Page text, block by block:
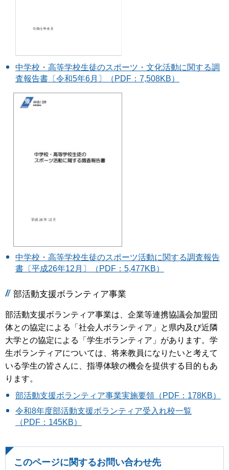
中学校・高等学校生徒のスポーツ・文化活動に関する調
査報告書〔令和5年6月〕（PDF：7,508KB）
中学校・高等学校生徒のスポーツ活動に関する調査報告
書〔平成26年12月〕（PDF：5,477KB）
部活動支援ボランティア事業
部活動支援ボランティア事業は、企業等連携協議会加盟団
体との協定による「社会人ボランティア」と県内及び近隣
大学との協定による「学生ボランティア」があります。学
生ボランティアについては、将来教員になりたいと考えて
いる学生の皆さんに、指導体験の機会を提供する目的もあ
ります。
部活動支援ボランティア事業実施要領（PDF：178KB）
令和8年度部活動支援ボランティア受入れ校一覧
（PDF：145KB）
このページに関するお問い合わせ先